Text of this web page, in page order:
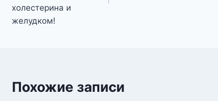
холестерина и
желудком!
Похожие записи